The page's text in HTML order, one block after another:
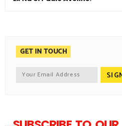
GET IN TOUCH